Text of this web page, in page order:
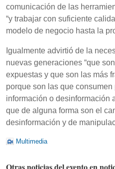
comunicación de las
“y trabajar con suficiente
modelo de negocio hasta la
Igualmente advirtió de la
nuevas generaciones “que
expuestas y que son las más
porque son las que
información o desinformación
que de alguna forma son el
desinformación y de
Multimedia